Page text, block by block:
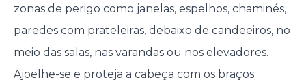
zonas de perigo como janelas, espelhos, chaminés,
paredes com prateleiras, debaixo de candeeiros, no
meio das salas, nas varandas ou nos elevadores.
Ajoelhe-se e proteja a cabeça com os braços;